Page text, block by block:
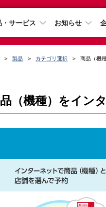
・サービス お知らせ
製品 カテゴリ選択 商品（機
（機種）をイン